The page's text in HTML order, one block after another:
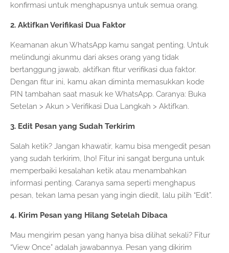
konfirmasi untuk menghapusnya untuk semua orang.
2. Aktifkan Verifikasi Dua Faktor
Keamanan akun WhatsApp kamu sangat penting. Untuk
melindungi akunmu dari akses orang yang tidak
bertanggung jawab, aktifkan fitur verifikasi dua faktor.
Dengan fitur ini, kamu akan diminta memasukkan kode
PIN tambahan saat masuk ke WhatsApp. Caranya: Buka
Setelan > Akun > Verifikasi Dua Langkah > Aktifkan.
3. Edit Pesan yang Sudah Terkirim
Salah ketik? Jangan khawatir, kamu bisa mengedit pesan
yang sudah terkirim, lho! Fitur ini sangat berguna untuk
memperbaiki kesalahan ketik atau menambahkan
informasi penting. Caranya sama seperti menghapus
pesan, tekan lama pesan yang ingin diedit, lalu pilih “Edit”.
4. Kirim Pesan yang Hilang Setelah Dibaca
Mau mengirim pesan yang hanya bisa dilihat sekali? Fitur
“View Once” adalah jawabannya. Pesan yang dikirim